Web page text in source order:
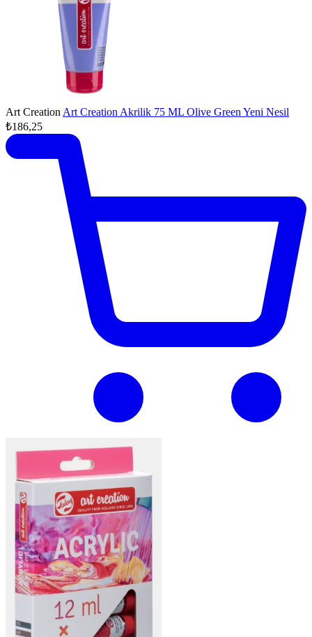
Art Creation Art Creation Akrilik 75 ML Olive Green Yeni Nesil
₺186,25